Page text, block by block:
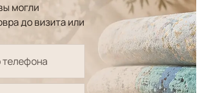
могли
до визита или